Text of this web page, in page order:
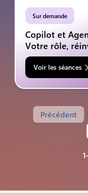
Sur demande
Copilot et
Votre rôle,
Voir les séances
Précédent